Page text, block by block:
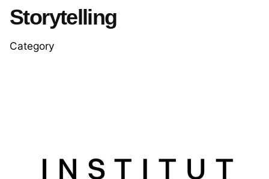
Storytelling
Category